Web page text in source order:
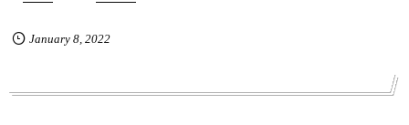
January 8, 2022